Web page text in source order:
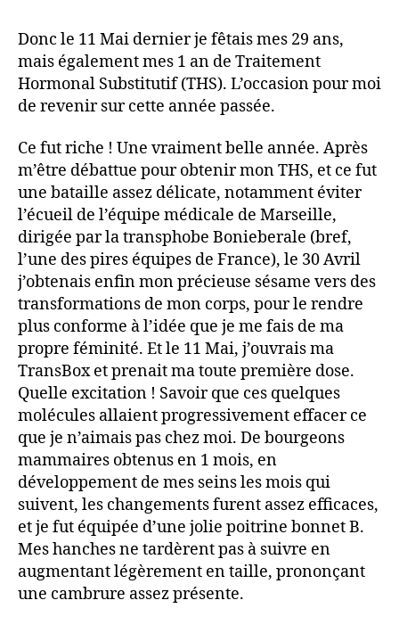
Donc le 11 Mai dernier je fêtais mes 29 ans,
mais également mes 1 an de Traitement
Hormonal Substitutif (THS). L’occasion pour moi
de revenir sur cette année passée.
Ce fut riche ! Une vraiment belle année. Après
m’être débattue pour obtenir mon THS, et ce fut
une bataille assez délicate, notamment éviter
l’écueil de l’équipe médicale de Marseille,
dirigée par la transphobe Bonieberale (bref,
l’une des pires équipes de France), le 30 Avril
j’obtenais enfin mon précieuse sésame vers des
transformations de mon corps, pour le rendre
plus conforme à l’idée que je me fais de ma
propre féminité. Et le 11 Mai, j’ouvrais ma
TransBox et prenait ma toute première dose.
Quelle excitation ! Savoir que ces quelques
molécules allaient progressivement effacer ce
que je n’aimais pas chez moi. De bourgeons
mammaires obtenus en 1 mois, en
développement de mes seins les mois qui
suivent, les changements furent assez efficaces,
et je fut équipée d’une jolie poitrine bonnet B.
Mes hanches ne tardèrent pas à suivre en
augmentant légèrement en taille, prononçant
une cambrure assez présente.